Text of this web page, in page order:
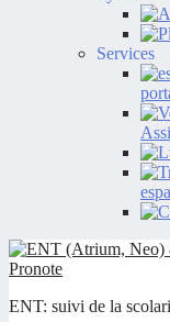
Services
ENT: suivi de la